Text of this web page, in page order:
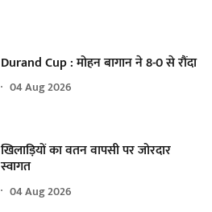
Durand Cup : मोहन बागान ने 8-0 से रौंदा
04 Aug 2026
खिलाड़ियों का वतन वापसी पर जोरदार
स्वागत
04 Aug 2026